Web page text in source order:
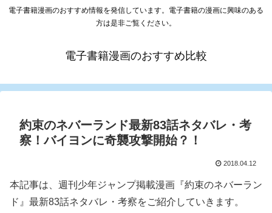
電子書籍漫画のおすすめ情報を発信しています。電子書籍の漫画に興味のある
方は是非ご覧ください。
電子書籍漫画のおすすめ比較
約束のネバーランド最新83話ネタバレ・考
察！バイヨンに奇襲攻撃開始？！
2018.04.12
本記事は、週刊少年ジャンプ掲載漫画『約束のネバーラン
ド』最新83話ネタバレ・考察をご紹介していきます。